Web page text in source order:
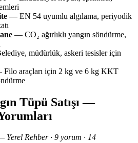
— EN 54 uyumlu algılama, periyodik
— CO₂ ağırlıklı yangın söndürme,
müdürlük, askeri tesisler için
araçları için 2 kg ve 6 kg KKT
Tüpü Satışı —
Yerel Rehber · 9 yorum · 14